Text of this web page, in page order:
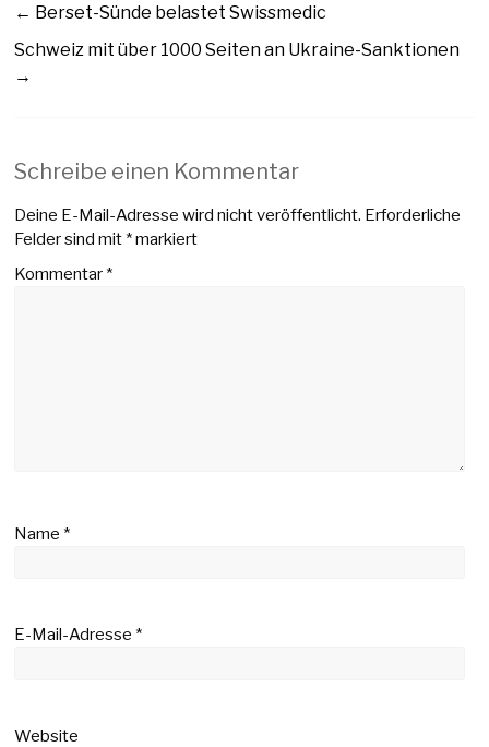
← Berset-Sünde belastet Swissmedic
Schweiz mit über 1000 Seiten an Ukraine-Sanktionen
→
Schreibe einen Kommentar
Deine E-Mail-Adresse wird nicht veröffentlicht. Erforderliche
Felder sind mit*markiert
Kommentar*
Name*
E-Mail-Adresse*
Website